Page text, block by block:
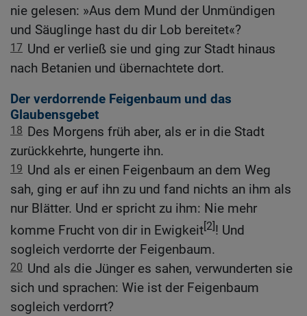
nie gelesen: »Aus dem Mund der Unmündigen
und Säuglinge hast du dir Lob bereitet«?
17 Und er verließ sie und ging zur Stadt hinaus
nach Betanien und übernachtete dort.
Der verdorrende Feigenbaum und das
Glaubensgebet
18 Des Morgens früh aber, als er in die Stadt
zurückkehrte, hungerte ihn.
19 Und als er einen Feigenbaum an dem Weg
sah, ging er auf ihn zu und fand nichts an ihm als
nur Blätter. Und er spricht zu ihm: Nie mehr
komme Frucht von dir in Ewigkeit[2]! Und
sogleich verdorrte der Feigenbaum.
20 Und als die Jünger es sahen, verwunderten sie
sich und sprachen: Wie ist der Feigenbaum
sogleich verdorrt?